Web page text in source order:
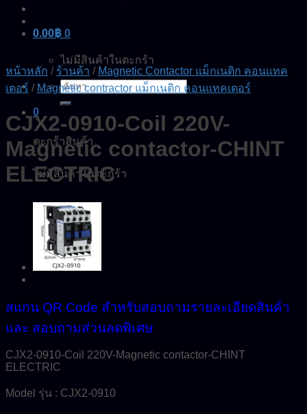
0.00฿ 0
ไม่มีสินค้าในตะกร้า
ค้นหา:
0
ตะกร้าสินค้า
ไม่มีสินค้าในตะกร้า
หน้าหลัก / ร้านค้า / Magnetic Contactor แม็กเนติก คอนแทค
เตอร์ / Magnetic contractor แม็กเนติก คอนแทคเตอร์
CJX2-0910-Coil 220V-
Magnetic contactor-CHINT
ELECTRIC
สแกน QR Code สำหรับสอบถามรายละเอียดสินค้า
และ สอบถามส่วนลดพิเศษ
CJX2-0910-Coil 220V-Magnetic contactor-CHINT
ELECTRIC
Model รุ่น : CJX2-0910